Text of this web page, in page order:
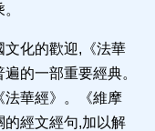
文化的歡迎,《法華
的一部重要經典。
法華經》。《維摩
的經文經句,加以解